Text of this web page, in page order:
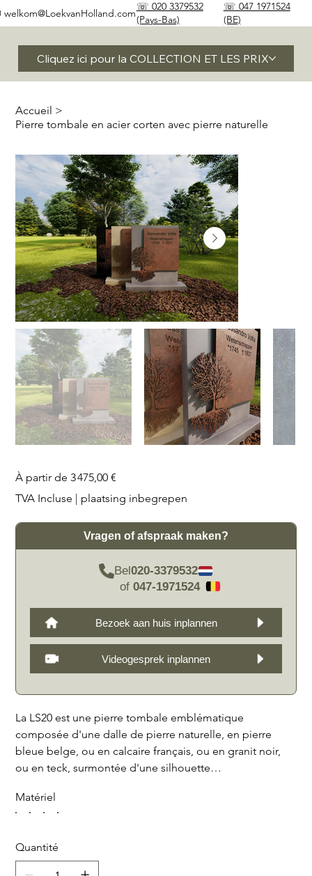
Cliquez ici pour la COLLECTION ET LES PRIX
☏ 020 3379532
(Pays-Bas)
☏ 047 1971524
(BE)
welkom@LoekvanHolland.com
Accueil >
Pierre tombale en acier corten avec pierre naturelle
À partir de Prix
3 475,00 €
TVA Incluse
plaatsing inbegrepen
Vragen of afspraak maken?
Bel020-3379532
of 047-1971524
Bezoek aan huis inplannen
Videogesprek inplannen
La LS20 est une pierre tombale emblématique
composée d'une dalle de pierre naturelle, en pierre
bleue belge, ou en calcaire français, ou en granit noir,
ou en teck, surmontée d'une silhouette
Corten. Cette pierre tombale peut être personnalisée
hommage approprié à un être cher. Cette pierre
tombale est un bel ajout à tout cimetière et offre un lieu
Matériel
Quantité